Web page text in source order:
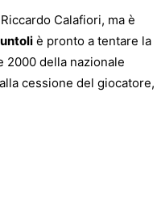
Calafiori, ma è
è pronto a tentare la
2000 della nazionale
cessione del giocatore,